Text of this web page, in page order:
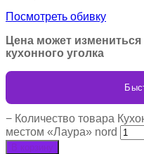
Посмотреть обивку
Цена может
кухонного уголка
− Количество товара
местом «Лаура» nord
В корзину